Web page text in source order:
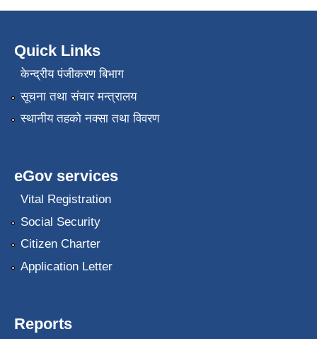
Quick Links
केन्द्रीय पंजीकरण बिभाग
सूचना तथा संचार मन्त्रालय
स्थानीय तहको नक्सा तथा विवरण
eGov services
Vital Registration
Social Security
Citizen Charter
Application Letter
Reports